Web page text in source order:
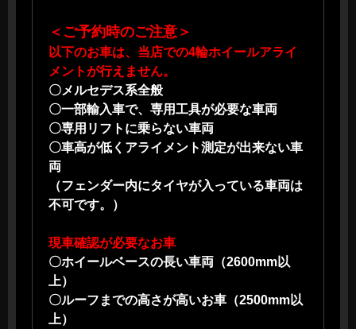
＜ご予約時のご注意＞
以下のお車は、当店での4輪ホイールアライ
メントが行えません。
〇メルセデス系全般
〇一部輸入車で、専用工具が必要な車両
〇専用リフトに乗らない車両
〇車高が低くアライメント測定が出来ない車
両
（フェンダー内にタイヤが入っている車両は
不可です。）
現車確認が必要なお車
〇ホイールベースの長い車両（2600mm以
上）
〇ルーフまでの高さが高いお車（2500mm以
上）